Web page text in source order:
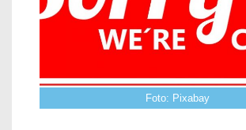
Foto: Pixabay